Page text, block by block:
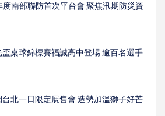
度南部聯防首次平台會 聚焦汛期防災資
桌球錦標賽福誠高中登場 逾百名選手
北一日限定展售會 造勢加溫獅子好芒